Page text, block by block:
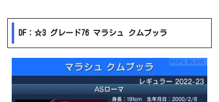
DF：☆3 グレード76 マラシュ クムブッラ